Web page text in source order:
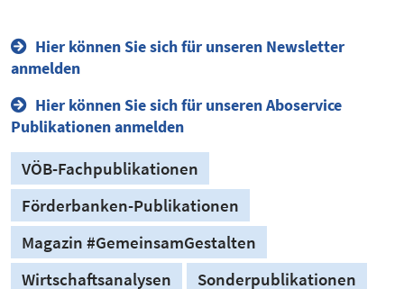
Hier können Sie sich für unseren Newsletter
anmelden
Hier können Sie sich für unseren Aboservice
Publikationen anmelden
VÖB-Fachpublikationen
Förderbanken-Publikationen
Magazin #GemeinsamGestalten
Wirtschaftsanalysen
Sonderpublikationen